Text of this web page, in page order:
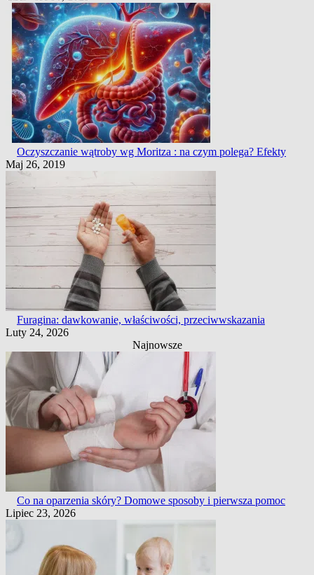
Oczyszczanie wątroby wg Moritza : na czym polega? Efekty
Maj 26, 2019
Furagina: dawkowanie, właściwości, przeciwwskazania
Luty 24, 2026
Najnowsze
Co na oparzenia skóry? Domowe sposoby i pierwsza pomoc
Lipiec 23, 2026